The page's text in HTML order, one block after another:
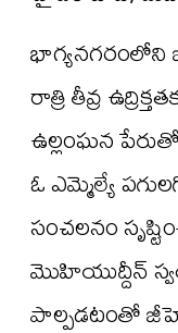
రాత్రి తీవ్ర
ఉల్లంఘన
ఓ ఎమ్మెల్యే
సంచలనం
మొహియుద్దీన్
పాల్పడటంతో